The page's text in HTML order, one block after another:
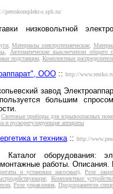
petrokomplekt-s.spb.ru/
низковольтной
,Материалы электротехнические
Автоматические выключатели общего
подстанции Комплектные
ООО :: http://
завод
большим
Световые приборы для взрывоопасных
и пускорегулирующие аппараты
и техника :: http://
оборудования:
работы.
и установки насосные),Реле
, Комплектные
, Реле управления, Предохранители